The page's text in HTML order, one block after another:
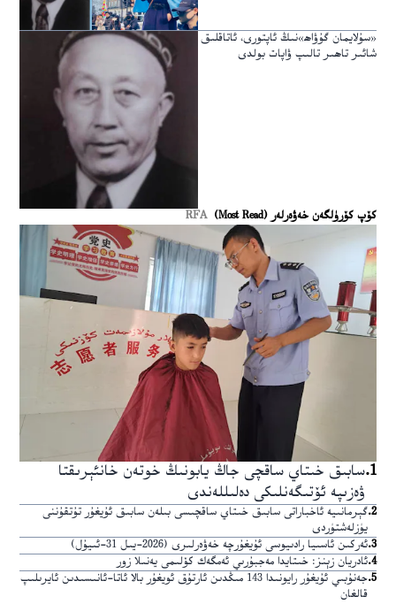
«سۇلايمان گۇۋاھ»نىڭ ئاپتورى، ئاتاقلىق
شائىر تاھىر تالىپ ۋاپات بولدى
كۆپ كۆرۈلگەن خەۋەرلەر (Most Read) RFA
1
.سابىق خىتاي ساقچى جاڭ يابونىڭ خوتەن خانئېرىقتا
ۋەزىپە ئۆتىگەنلىكى دەلىللەندى
2
.گېرمانىيە ئاخباراتى سابىق خىتاي ساقچىسى بىلەن سابىق ئۇيغۇر تۇتقۇننى
يۈزلەشتۈردى
3
.ئەركىن ئاسىيا رادىيوسى ئۇيغۇرچە خەۋەرلىرى (2026-يىل 31-ئىيۇل)
4
.ئادريان زېنز: خىتايدا مەجبۇرىي ئەمگەك كۆلىمى يەنىلا زور
5
.
جەنۇبىي ئۇيغۇر رايونىدا 143 مىڭدىن ئارتۇق ئويغۇر بالا ئاتا-ئانىسىدىن ئايرىلىپ
قالغان